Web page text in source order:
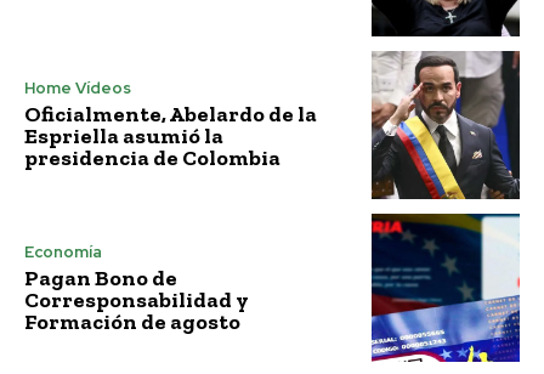
Home Vídeos
Oficialmente, Abelardo de la
Espriella asumió la
presidencia de Colombia
Economía
Pagan Bono de
Corresponsabilidad y
Formación de agosto